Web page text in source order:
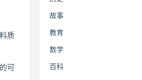
质
可
故事
教育
数学
百科